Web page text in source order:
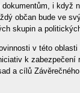
i když
občan bude ve
skupin a
v této
k zabezpečení
a cílů